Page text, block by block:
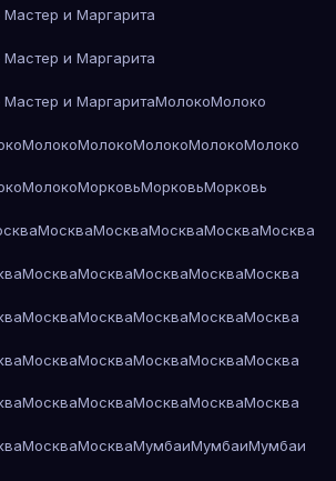
и Маргарита
и Маргарита
и МаргаритаМолокоМолоко
МолокоМолокоМолокоМолокоМолоко
МолокоМорковьМорковьМорковь
МоскваМоскваМоскваМоскваМосква
МоскваМоскваМоскваМоскваМосква
МоскваМоскваМоскваМоскваМосква
МоскваМоскваМоскваМоскваМосква
МоскваМоскваМоскваМоскваМосква
МоскваМоскваМумбаиМумбаиМумбаи